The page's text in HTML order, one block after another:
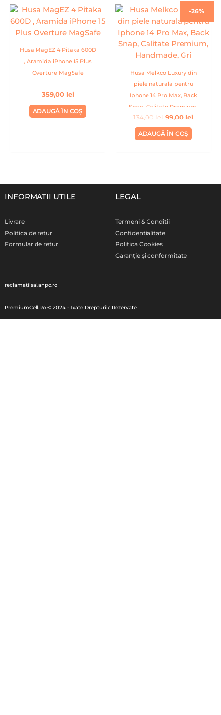
Husa MagEZ 4 Pitaka 600D
, Aramida iPhone 15 Plus
Overture MagSafe
359,00 lei
ADAUGĂ ÎN COȘ
-26%
Husa Melkco Luxury din
piele naturala pentru
Iphone 14 Pro Max, Back
Snap, Calitate Premium,
Handmade, Gri
134,00lei
Prețul
a
fost:
134,00 lei.
99,00 lei
Prețul
este:
99,00
ADAUGĂ ÎN COȘ
INFORMATII UTILE
Livrare
Politica de retur
Formular de retur
LEGAL
Termeni & Conditii
Confidentialitate
Politica Cookies
Garanție și conformitate
reclamatiisal.anpc.ro
PremiumCell.Ro © 2024 • Toate Drepturile Rezervate